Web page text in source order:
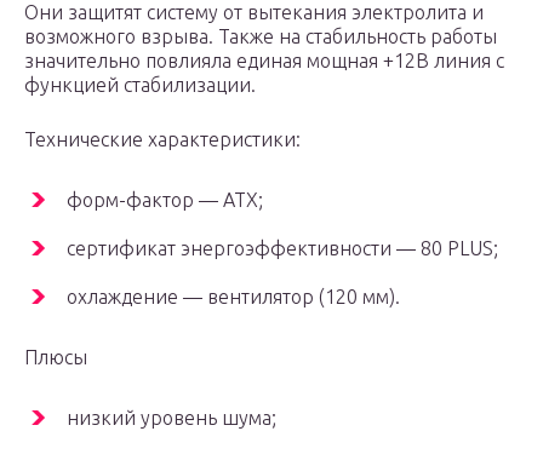
Они защитят систему от вытекания электролита и
возможного взрыва. Также на стабильность работы
значительно повлияла единая мощная +12В линия с
функцией стабилизации.
Технические характеристики:
форм-фактор — АТХ;
сертификат энергоэффективности — 80 PLUS;
охлаждение — вентилятор (120 мм).
Плюсы
низкий уровень шума;